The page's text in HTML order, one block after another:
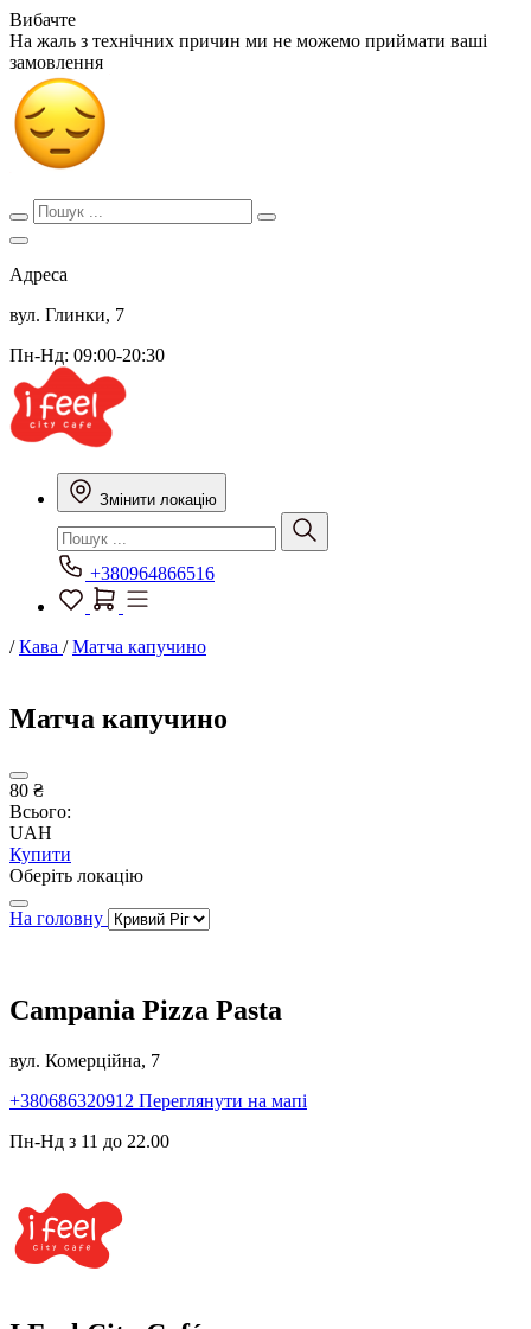
Вибачте
На жаль з технічних причин ми не можемо приймати ваші
замовлення
Адреса
вул. Глинки, 7
Пн-Нд: 09:00-20:30
Змінити локацію
+380964866516
/Кава /Матча капучино
Матча капучино
80 ₴
Всього:
UAH
Купити
Оберіть локацію
На головну
Campania Pizza Pasta
вул. Комерційна, 7
+380686320912 Переглянути на мапі
Пн-Нд з 11 до 22.00